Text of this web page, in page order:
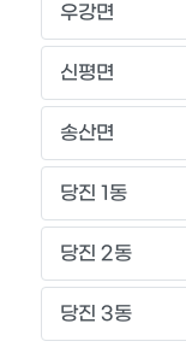
우강면
신평면
송산면
당진 1동
당진 2동
당진 3동